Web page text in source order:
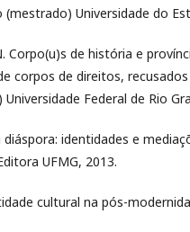
(mestrado) Universidade do
Corpo(u)s de história e
corpos de direitos,
Federal de Rio
diáspora: identidades e
UFMG, 2013.
cultural na pós-